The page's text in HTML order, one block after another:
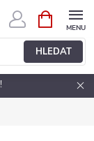
HLEDAT
NÁKUPNÍ
KOŠÍK